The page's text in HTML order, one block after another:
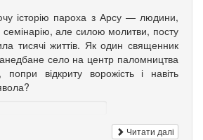
історію пароха з Арсу — людини,
семінарію, але силою молитви, посту
тисячі життів. Як один священник
село на центр паломництва
відкриту ворожість і навіть
Читати далі